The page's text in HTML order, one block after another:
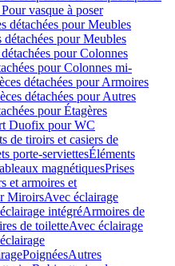
vasque à poser
détachées pour Meubles
détachées pour Meubles
pour Colonnes
pour Colonnes mi-
détachées pour Armoires
détachées pour Autres
pour Étagères
Duofix pour WC
de tiroirs et casiers de
porte-serviettesÉléments
magnétiquesPrises
et armoires et
MiroirsAvec éclairage
intégréArmoires de
de toiletteAvec éclairage
PoignéesAutres